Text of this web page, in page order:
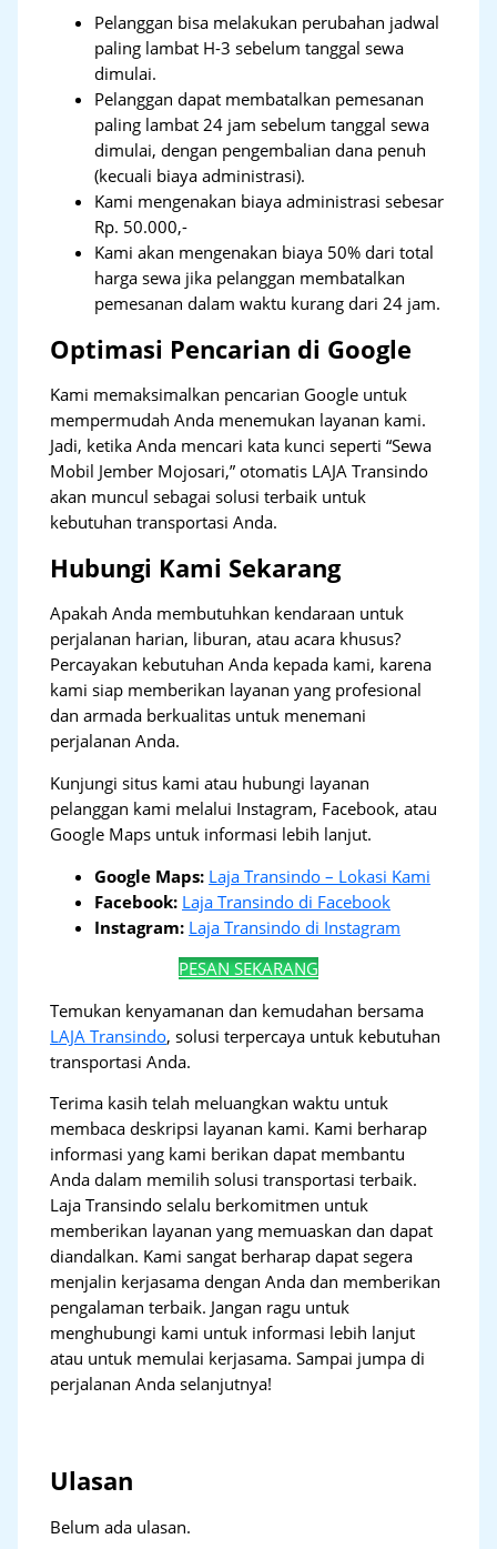
Pelanggan bisa melakukan perubahan jadwal
paling lambat H-3 sebelum tanggal sewa
dimulai.
Pelanggan dapat membatalkan pemesanan
paling lambat 24 jam sebelum tanggal sewa
dimulai, dengan pengembalian dana penuh
(kecuali biaya administrasi).
Kami mengenakan biaya administrasi sebesar
Rp. 50.000,-
Kami akan mengenakan biaya 50% dari total
harga sewa jika pelanggan membatalkan
pemesanan dalam waktu kurang dari 24 jam.
Optimasi Pencarian di Google
Kami memaksimalkan pencarian Google untuk
mempermudah Anda menemukan layanan kami.
Jadi, ketika Anda mencari kata kunci seperti “Sewa
Mobil Jember Mojosari,” otomatis LAJA Transindo
akan muncul sebagai solusi terbaik untuk
kebutuhan transportasi Anda.
Hubungi Kami Sekarang
Apakah Anda membutuhkan kendaraan untuk
perjalanan harian, liburan, atau acara khusus?
Percayakan kebutuhan Anda kepada kami, karena
kami siap memberikan layanan yang profesional
dan armada berkualitas untuk menemani
perjalanan Anda.
Kunjungi situs kami atau hubungi layanan
pelanggan kami melalui Instagram, Facebook, atau
Google Maps untuk informasi lebih lanjut.
Google Maps: Laja Transindo – Lokasi Kami
Facebook: Laja Transindo di Facebook
Instagram: Laja Transindo di Instagram
PESAN SEKARANG
Temukan kenyamanan dan kemudahan bersama
LAJA Transindo, solusi terpercaya untuk kebutuhan
transportasi Anda.
Terima kasih telah meluangkan waktu untuk
membaca deskripsi layanan kami. Kami berharap
informasi yang kami berikan dapat membantu
Anda dalam memilih solusi transportasi terbaik.
Laja Transindo selalu berkomitmen untuk
memberikan layanan yang memuaskan dan dapat
diandalkan. Kami sangat berharap dapat segera
menjalin kerjasama dengan Anda dan memberikan
pengalaman terbaik. Jangan ragu untuk
menghubungi kami untuk informasi lebih lanjut
atau untuk memulai kerjasama. Sampai jumpa di
perjalanan Anda selanjutnya!
Ulasan
Belum ada ulasan.